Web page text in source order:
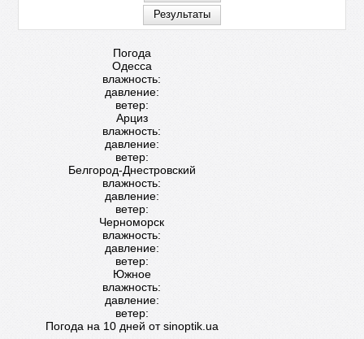
Погода
Одесса
влажность:
давление:
ветер:
Арциз
влажность:
давление:
ветер:
Белгород-Днестровский
влажность:
давление:
ветер:
Черноморск
влажность:
давление:
ветер:
Южное
влажность:
давление:
ветер:
Погода на 10 дней отsinoptik.ua